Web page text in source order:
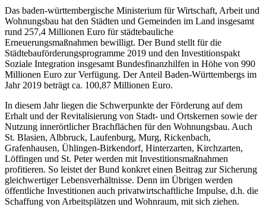
Das baden-württembergische Ministerium für Wirtschaft, Arbeit und
Wohnungsbau hat den Städten und Gemeinden im Land insgesamt
rund 257,4 Millionen Euro für städtebauliche
Erneuerungsmaßnahmen bewilligt. Der Bund stellt für die
Städtebauförderungsprogramme 2019 und den Investitionspakt
Soziale Integration insgesamt Bundesfinanzhilfen in Höhe von 990
Millionen Euro zur Verfügung. Der Anteil Baden-Württembergs im
Jahr 2019 beträgt ca. 100,87 Millionen Euro.
In diesem Jahr liegen die Schwerpunkte der Förderung auf dem
Erhalt und der Revitalisierung von Stadt- und Ortskernen sowie der
Nutzung innerörtlicher Brachflächen für den Wohnungsbau. Auch
St. Blasien, Albbruck, Laufenburg, Murg, Rickenbach,
Grafenhausen, Ühlingen-Birkendorf, Hinterzarten, Kirchzarten,
Löffingen und St. Peter werden mit Investitionsmaßnahmen
profitieren. So leistet der Bund konkret einen Beitrag zur Sicherung
gleichwertiger Lebensverhältnisse. Denn im Übrigen werden
öffentliche Investitionen auch privatwirtschaftliche Impulse, d.h. die
Schaffung von Arbeitsplätzen und Wohnraum, mit sich ziehen.